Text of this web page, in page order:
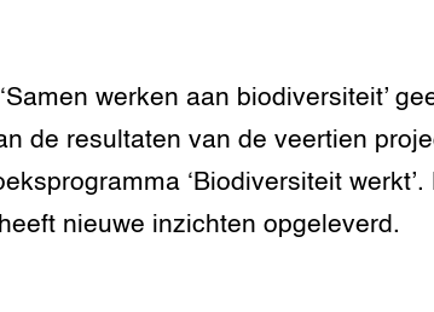
werken aan biodiversiteit’
de resultaten van de veertien
‘Biodiversiteit werkt’.
nieuwe inzichten opgeleverd.